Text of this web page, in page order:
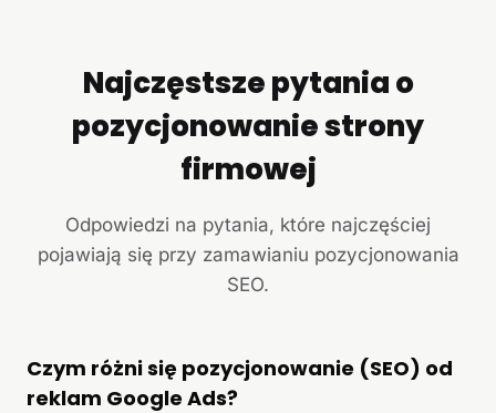
Najczęstsze pytania o
pozycjonowanie strony
firmowej
Odpowiedzi na pytania, które najczęściej
pojawiają się przy zamawianiu pozycjonowania
SEO.
Czym różni się pozycjonowanie (SEO) od
reklam Google Ads?